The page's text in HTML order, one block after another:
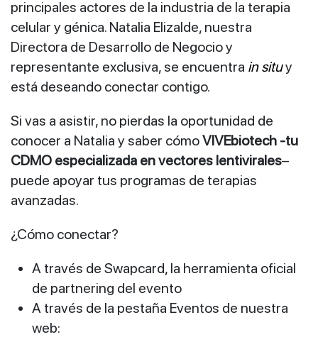
principales actores de la industria de la terapia
celular y génica. Natalia Elizalde, nuestra
Directora de Desarrollo de Negocio y
representante exclusiva, se encuentra in situy
está deseando conectar contigo.
Si vas a asistir, no pierdas la oportunidad de
conocer a Natalia y saber cómoVIVEbiotech -tu
CDMO especializada en vectores lentivirales–
puede apoyar tus programas de terapias
avanzadas.
¿Cómo conectar?
A través de Swapcard, la herramienta oficial
de partnering del evento
A través de la pestaña Eventos de nuestra
web: